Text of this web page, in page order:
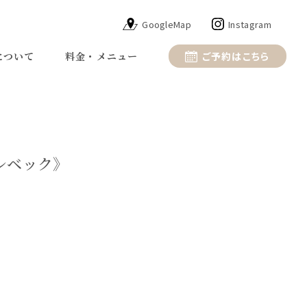
いて 料金・メニュー
GoogleMap Instagram
ご予約はこちら
ック》